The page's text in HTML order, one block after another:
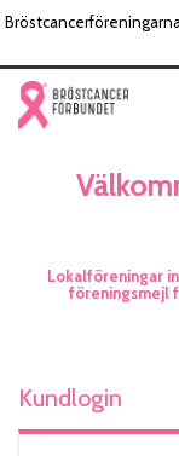
Skip
to
Content
Lokalföreningar
föreningsmejl
Kundlogin